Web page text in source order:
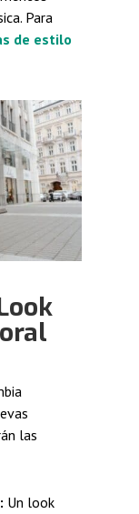
Para
de estilo
las
Un look